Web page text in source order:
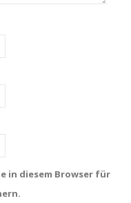
in diesem Browser für